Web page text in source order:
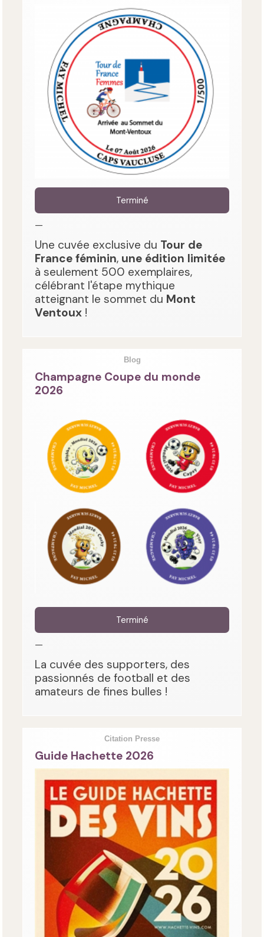
Terminé
—
Une cuvée exclusive du Tour de
France féminin, une édition limitée
à seulement 500 exemplaires,
célébrant l'étape mythique
atteignant le sommet du Mont
Ventoux !
Blog
Champagne Coupe du monde
2026
Terminé
—
La cuvée des supporters, des
passionnés de football et des
amateurs de fines bulles !
Citation Presse
Guide Hachette 2026